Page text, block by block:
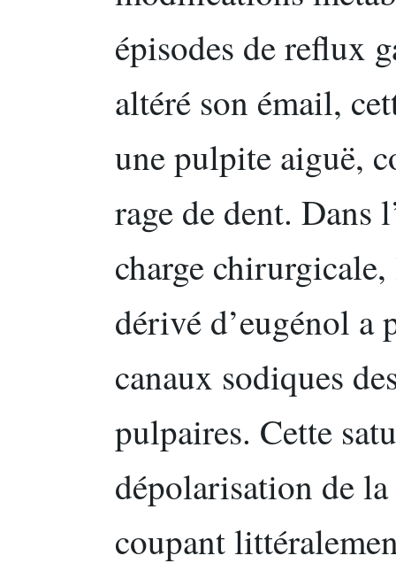
épisodes de reflux
altéré son émail,
une pulpite aiguë,
rage de dent. Dans
charge
dérivé d’eugénol a
canaux sodiques
pulpaires. Cette
dépolarisation de
coupant